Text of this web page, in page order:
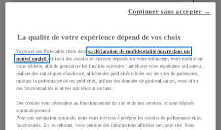
Longueur
4 180mm
Largeur
1 765mm
Consommation mixte
La qualité de votre expérience dépend de vos choix
Toyota et ses Partenaires listés danssa déclaration de confidentialité (ouvre dans un
nouvel onglet)utilisent des cookies ou traceurs déposés sur votre ordinateur, votre mobile ou
votre tablette, afin de poursuivre les finalités suivantes : améliorer votre expérience utilisateur,
réaliser des statistiques d’audience, afficher des publicités ciblées sur les sites de partenaires,
mesurer la performance de ces publicités, utiliser des données de géolocalisation, vous offrir
des fonctionnalités relatives aux réseaux sociaux.
Des cookies sont nécessaires au fonctionnement du site et de nos services, et sont déposés
automatiquement.
Pour une navigation optimale, nous vous invitons à accepter les cookies de performance et/ou
fonctionnels. En les refusant, vous perdriez des informations affichées sur notre site. Sous
Continuer sans accepter →